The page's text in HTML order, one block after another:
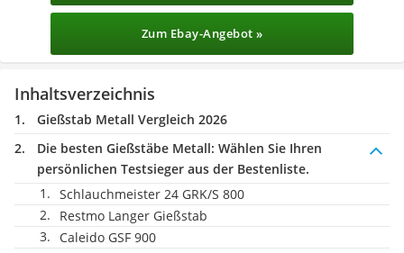
Zum Ebay-Angebot »
Inhaltsverzeichnis
Gießstab Metall Vergleich 2026
Die besten Gießstäbe Metall: Wählen Sie Ihren
persönlichen Testsieger aus der Bestenliste.
Schlauchmeister 24 GRK/S 800
Restmo Langer Gießstab
Caleido GSF 900